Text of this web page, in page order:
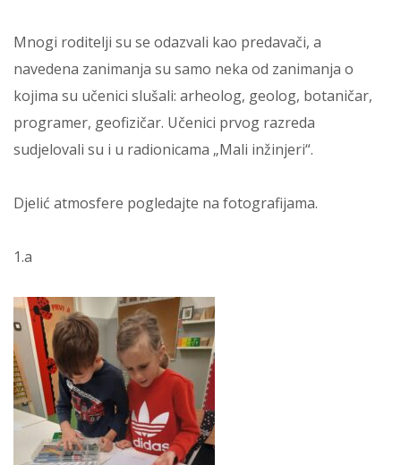
Mnogi roditelji su se odazvali kao predavači, a
navedena zanimanja su samo neka od zanimanja o
kojima su učenici slušali: arheolog, geolog, botaničar,
programer, geofizičar. Učenici prvog razreda
sudjelovali su i u radionicama „Mali inžinjeri“.
Djelić atmosfere pogledajte na fotografijama.
1.a